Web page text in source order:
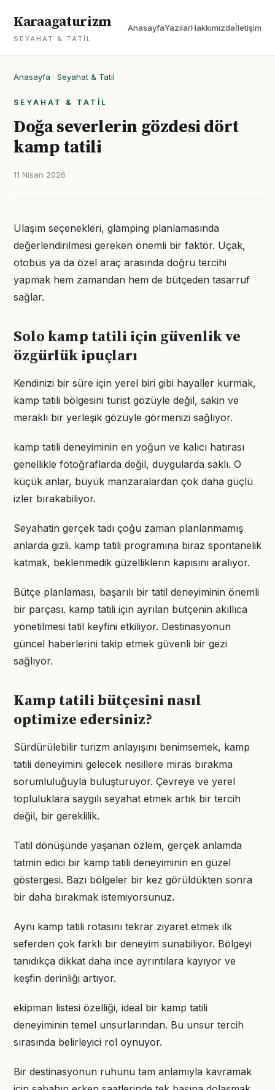
Karaagaturizm
SEYAHAT & TATIL
AnasayfaYazılarHakkımızdaİletişim
Anasayfa · Seyahat & Tatil
SEYAHAT & TATIL
Doğa severlerin gözdesi dört
kamp tatili
11 Nisan 2026
Ulaşım seçenekleri, glamping planlamasında
değerlendirilmesi gereken önemli bir faktör. Uçak,
otobüs ya da özel araç arasında doğru tercihi
yapmak hem zamandan hem de bütçeden tasarruf
sağlar.
Solo kamp tatili için güvenlik ve
özgürlük ipuçları
Kendinizi bir süre için yerel biri gibi hayaller kurmak,
kamp tatili bölgesini turist gözüyle değil, sakin ve
meraklı bir yerleşik gözüyle görmenizi sağlıyor.
kamp tatili deneyiminin en yoğun ve kalıcı hatırası
genellikle fotoğraflarda değil, duygularda saklı. O
küçük anlar, büyük manzaralardan çok daha güçlü
izler bırakabiliyor.
Seyahatin gerçek tadı çoğu zaman planlanmamış
anlarda gizli. kamp tatili programına biraz spontanelik
katmak, beklenmedik güzelliklerin kapısını aralıyor.
Bütçe planlaması, başarılı bir tatil deneyiminin önemli
bir parçası. kamp tatili için ayrılan bütçenin akıllıca
yönetilmesi tatil keyfini etkiliyor. Destinasyonun
güncel haberlerini takip etmek güvenli bir gezi
sağlıyor.
Kamp tatili bütçesini nasıl
optimize edersiniz?
Sürdürülebilir turizm anlayışını benimsemek, kamp
tatili deneyimini gelecek nesillere miras bırakma
sorumluluğuyla buluşturuyor. Çevreye ve yerel
topluluklara saygılı seyahat etmek artık bir tercih
değil, bir gereklilik.
Tatil dönüşünde yaşanan özlem, gerçek anlamda
tatmin edici bir kamp tatili deneyiminin en güzel
göstergesi. Bazı bölgeler bir kez görüldükten sonra
bir daha bırakmak istemiyorsunuz.
Aynı kamp tatili rotasını tekrar ziyaret etmek ilk
seferden çok farklı bir deneyim sunabiliyor. Bölgeyi
tanıdıkça dikkat daha ince ayrıntılara kayıyor ve
keşfin derinliği artıyor.
ekipman listesi özelliği, ideal bir kamp tatili
deneyiminin temel unsurlarından. Bu unsur tercih
sırasında belirleyici rol oynuyor.
Bir destinasyonun ruhunu tam anlamıyla kavramak